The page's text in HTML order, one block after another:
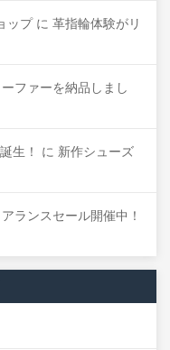
ップに 革指輪体験がリ
ーファーを納品しまし
生！ に 新作シューズ
ランスセール開催中！